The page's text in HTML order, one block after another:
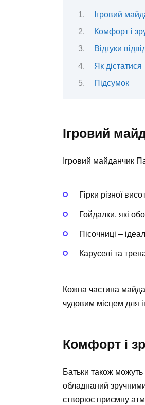
Ігровий
Комфорт і
Відгуки
Як дістатися
Підсумок
Ігровий
Ігровий майданчик
Гірки різної
Гойдалки, які
Пісочниці –
Каруселі та
Кожна частина
чудовим місцем для
Комфорт і
Батьки також можуть
обладнаний
створює приємну